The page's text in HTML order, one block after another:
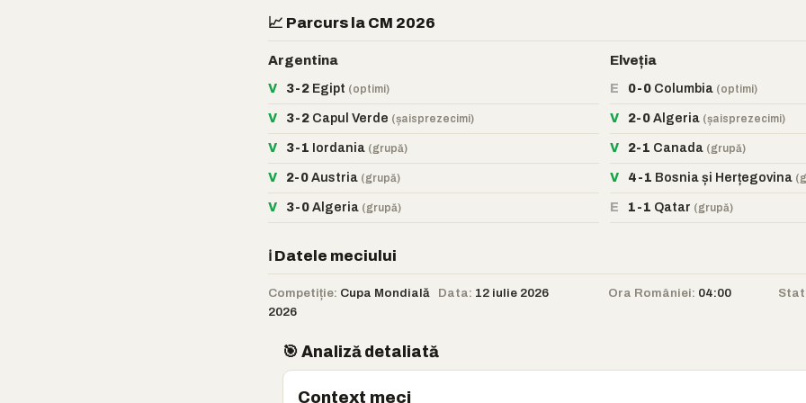
📈 Parcurs la CM 2026
Argentina
V 3-2Egipt (optimi)
V 3-2Capul Verde (șaisprezecimi)
V 3-1 Iordania (grupă)
V 2-0Austria (grupă)
V 3-0Algeria (grupă)
Elveția
E 0-0Columbia (optimi)
V 2-0Algeria (șaisprezecimi)
V 2-1 Canada (grupă)
V 4-1 Bosnia și Herțegovina
E 1-1 Qatar (grupă)
ℹ️ Datele meciului
Competiție: Cupa Mondială
2026
Data: 12 iulie 2026 Ora României: 04:00
🎯 Analiză detaliată
Context meci